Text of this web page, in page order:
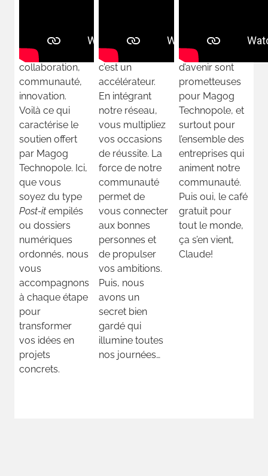
Dynamisme,
ouverture,
collaboration,
communauté,
innovation.
Voilà ce qui
caractérise le
soutien offert
par Magog
Technopole. Ici,
que vous
soyez du type
Post-itempilés
ou dossiers
numériques
ordonnés, nous
vous
accompagnons
à chaque étape
pour
transformer
vos idées en
projets
concrets.
Magog
Technopole,
c’est un
accélérateur.
En intégrant
notre réseau,
vous multipliez
vos occasions
de réussite. La
force de notre
communauté
permet de
vous connecter
aux bonnes
personnes et
de propulser
vos ambitions.
Puis, nous
avons un
secret bien
gardé qui
illumine toutes
nos journées…
perspectives
d’avenir sont
prometteuses
pour Magog
Technopole, et
surtout pour
l’ensemble des
entreprises qui
animent notre
communauté.
Puis oui, le café
gratuit pour
tout le monde,
ça s’en vient,
Claude!